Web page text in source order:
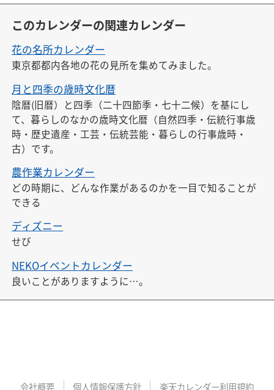
このカレンダーの関連カレンダー
花の名所カレンダー
東京都都内各地の花の見所を集めてみました。
月と四季の歳時文化暦
陰暦(旧暦）と四季（二十四節季・七十二候）を基にし
て、暮らしのなかの歳時文化暦（自然四季・伝統行事歳
時・歴史遺産・工芸・伝統芸能・暮らしの行事歳時・
古）です。
農作業カレンダー
どの時期に、どんな作業があるのかを一目で知ることが
できる
ディズニー
せび
NEKOイベントカレンダー
良いことがありますように…。
会社概要 個人情報保護方針 楽天カレンダー利用規約